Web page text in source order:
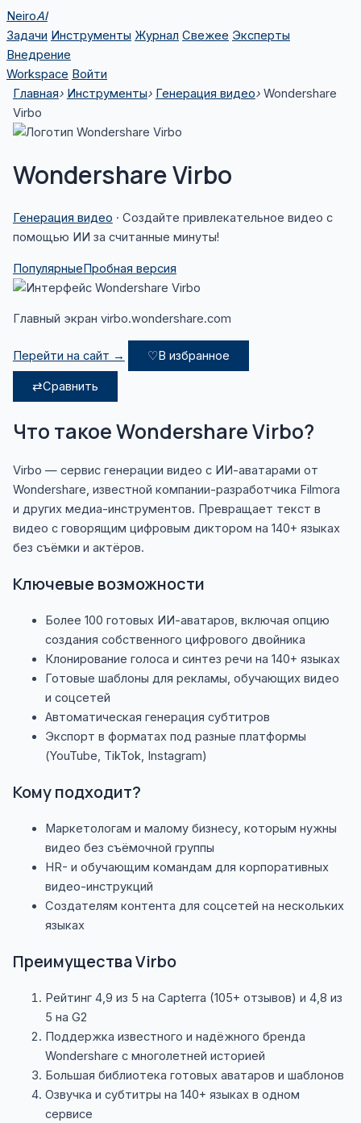
Перейти
к
содержимому
NeiroAI
Задачи Инструменты Журнал Свежее Эксперты
Внедрение
Workspace Войти
Главная› Инструменты› Генерация видео› Wondershare
Virbo
Wondershare Virbo
Генерация видео · Создайте привлекательное видео с
помощью ИИ за считанные минуты!
ПопулярныеПробная версия
Главный экран virbo.wondershare.com
Перейти на сайт → ♡В избранное
⇄Сравнить
Что такое Wondershare Virbo?
Virbo — сервис генерации видео с ИИ-аватарами от
Wondershare, известной компании-разработчика Filmora
и других медиа-инструментов. Превращает текст в
видео с говорящим цифровым диктором на 140+ языках
без съёмки и актёров.
Ключевые возможности
Более 100 готовых ИИ-аватаров, включая опцию
создания собственного цифрового двойника
Клонирование голоса и синтез речи на 140+ языках
Готовые шаблоны для рекламы, обучающих видео
и соцсетей
Автоматическая генерация субтитров
Экспорт в форматах под разные платформы
(YouTube, TikTok, Instagram)
Кому подходит?
Маркетологам и малому бизнесу, которым нужны
видео без съёмочной группы
HR- и обучающим командам для корпоративных
видео-инструкций
Создателям контента для соцсетей на нескольких
языках
Преимущества Virbo
Рейтинг 4,9 из 5 на Capterra (105+ отзывов) и 4,8 из
5 на G2
Поддержка известного и надёжного бренда
Wondershare с многолетней историей
Большая библиотека готовых аватаров и шаблонов
Озвучка и субтитры на 140+ языках в одном
сервисе